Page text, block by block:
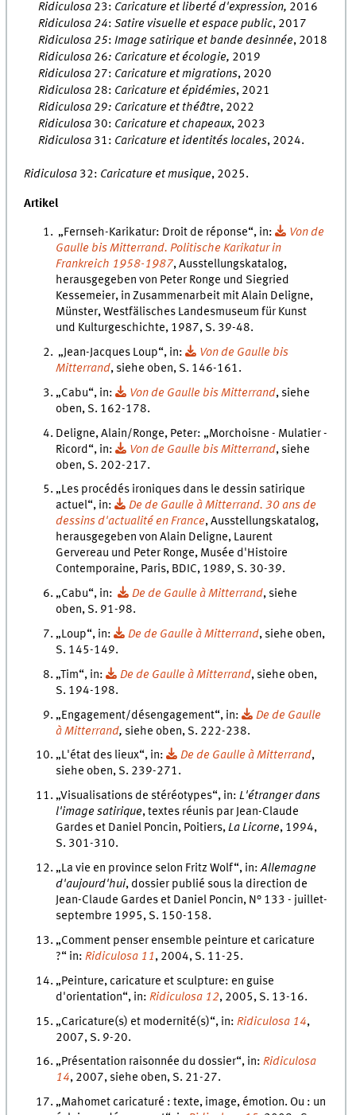
Ridiculosa 23: Caricature et liberté d'expression, 2016
Ridiculosa 24: Satire visuelle et espace public, 2017
Ridiculosa 25: Image satirique et bande desinnée, 2018
Ridiculosa 26: Caricature et écologie, 2019
Ridiculosa 27: Caricature et migrations, 2020
Ridiculosa 28: Caricature et épidémies, 2021
Ridiculosa 29: Caricature et théâtre, 2022
Ridiculosa 30: Caricature et chapeaux, 2023
Ridiculosa 31: Caricature et identités locales, 2024.
Ridiculosa 32: Caricature et musique, 2025.
Artikel
„Fernseh-Karikatur: Droit de réponse“, in:
Von de
Gaulle bis Mitterrand. Politische Karikatur in
Frankreich 1958-1987, Ausstellungskatalog,
herausgegeben von Peter Ronge und Siegried
Kessemeier, in Zusammenarbeit mit Alain Deligne,
Münster, Westfälisches Landesmuseum für Kunst
und Kulturgeschichte, 1987, S. 39-48.
„Jean-Jacques Loup“, in:
Von de Gaulle bis
Mitterrand, siehe oben, S. 146-161.
„Cabu“, in:
Von de Gaulle bis Mitterrand, siehe
oben, S. 162-178.
Deligne, Alain/Ronge, Peter: „Morchoisne - Mulatier -
Ricord“, in:
Von de Gaulle bis Mitterrand, siehe
oben, S. 202-217.
„Les procédés ironiques dans le dessin satirique
actuel“, in:
De de Gaulle à Mitterrand. 30 ans de
dessins d'actualité en France, Ausstellungskatalog,
herausgegeben von Alain Deligne, Laurent
Gervereau und Peter Ronge, Musée d'Histoire
Contemporaine, Paris, BDIC, 1989, S. 30-39.
„Cabu“, in:
De de Gaulle à Mitterrand, siehe
oben, S. 91-98.
„Loup“, in:
De de Gaulle à Mitterrand, siehe oben,
S. 145-149.
„Tim“, in:
De de Gaulle à Mitterrand, siehe oben,
S. 194-198.
„Engagement/désengagement“, in:
De de Gaulle
à Mitterrand, siehe oben, S. 222-238.
„L'état des lieux“, in:
De de Gaulle à Mitterrand,
siehe oben, S. 239-271.
„Visualisations de stéréotypes“, in:L'étranger dans
l'image satirique, textes réunis par Jean-Claude
Gardes et Daniel Poncin, Poitiers,La Licorne, 1994,
S. 301-310.
„La vie en province selon Fritz Wolf“, in:Allemagne
d'aujourd'hui, dossier publié sous la direction de
Jean-Claude Gardes et Daniel Poncin, N° 133 - juillet-
septembre 1995, S. 150-158.
„Comment penser ensemble peinture et caricature
?“ in: Ridiculosa 11, 2004, S. 11-25.
„Peinture, caricature et sculpture: en guise
d'orientation“, in: Ridiculosa 12, 2005, S. 13-16.
„Caricature(s) et modernité(s)“, in: Ridiculosa 14,
2007, S. 9-20.
„Présentation raisonnée du dossier“, in: Ridiculosa
14, 2007, siehe oben, S. 21-27.
„Mahomet caricaturé : texte, image, émotion. Ou : un